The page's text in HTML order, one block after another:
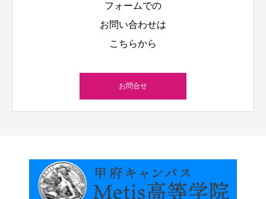
フォームでの
お問い合わせは
こちらから
お問合せ